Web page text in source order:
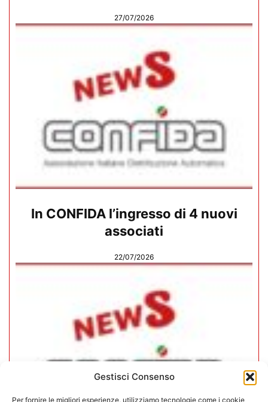
Gestisci Consenso
Per fornire le migliori esperienze, utilizziamo tecnologie come i cookie
27/07/2026
In CONFIDA l’ingresso di 4 nuovi
associati
22/07/2026